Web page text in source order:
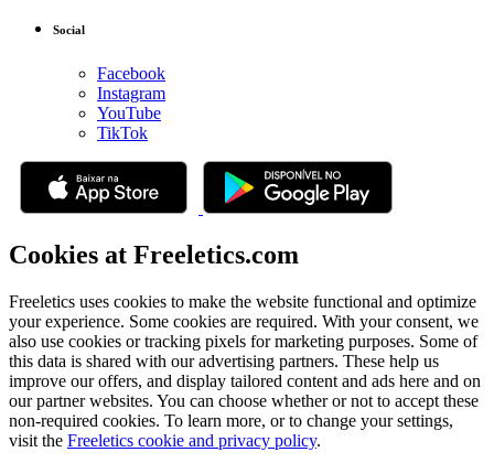
Social
Facebook
Instagram
YouTube
TikTok
Cookies at Freeletics.com
Freeletics uses cookies to make the website functional and optimize
your experience. Some cookies are required. With your consent, we
also use cookies or tracking pixels for marketing purposes. Some of
this data is shared with our advertising partners. These help us
improve our offers, and display tailored content and ads here and on
our partner websites. You can choose whether or not to accept these
non-required cookies. To learn more, or to change your settings,
visit the Freeletics cookie and privacy policy.